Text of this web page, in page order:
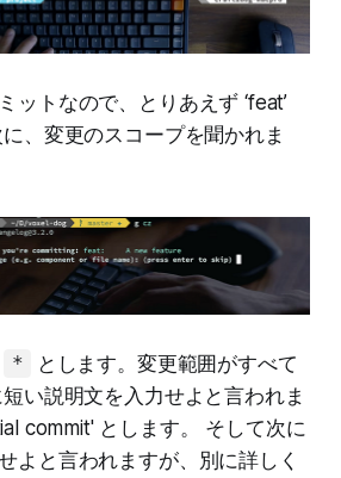
ットなので、とりあえず ‘feat’
、変更のスコープを聞かれま
*
とします。変更範囲がすべて
い説明文を入力せよと言われま
commit' とします。 そして次に
よと言われますが、別に詳しく